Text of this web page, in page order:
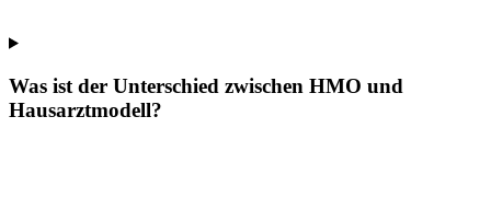
Was ist der Unterschied zwischen HMO und
Hausarztmodell?